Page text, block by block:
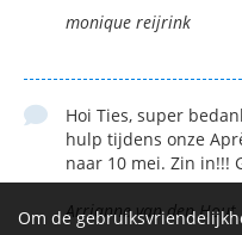
monique reijrink
Hoi Ties, super
hulp tijdens onze
naar 10 mei. Zin in!!!
Arrianne van den Hout
Om de